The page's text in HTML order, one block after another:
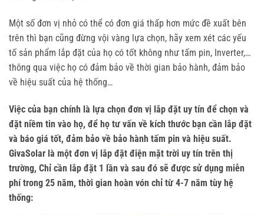
Một số đơn vị nhỏ có thể có đơn giá thấp hơn mức đề xuất bên
trên thì bạn cũng đừng vội vàng lựa chọn, hãy xem xét các yếu
tố sản phẩm lắp đặt của họ có tốt không như tấm pin, Inverter,…
thông qua việc họ có đảm bảo về thời gian bảo hành, đảm bảo
về hiệu suất của hệ thống…
Việc của bạn chính là lựa chọn đơn vị lắp đặt uy tín để chọn và
đặt niềm tin vào họ, để họ tư vấn về kích thước bạn cần lắp đặt
và báo giá tốt, đảm bảo về bảo hành tấm pin và hiệu suất.
GivaSolar là một đơn vị lắp đặt điện mặt trời uy tín trên thị
trường, Chỉ cần lắp đặt 1 lần và sau đó sẽ được sử dụng miễn
phí trong 25 năm, thời gian hoàn vón chỉ từ 4-7 năm tùy hệ
thống: